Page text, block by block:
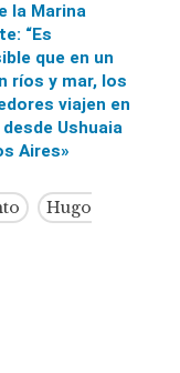
la Marina
“Es
que en un
ríos y mar, los
viajen en
Ushuaia
Aires»
Hugo